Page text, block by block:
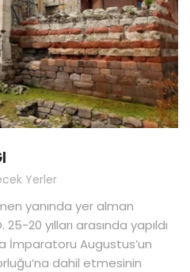
Yerler
yanında yer alman
25-20 yılları arasında yapıldı
İmparatoru Augustus’un
dahil etmesinin